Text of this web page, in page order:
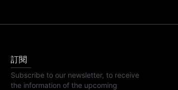
訂閱
Subscribe to our newsletter, to receive
the information of the upcoming